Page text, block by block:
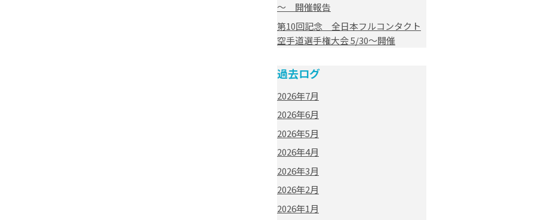
～ 開催報告
第10回記念 全日本フルコンタクト
空手道選手権大会 5/30～開催
過去ログ
2026年7月
2026年6月
2026年5月
2026年4月
2026年3月
2026年2月
2026年1月